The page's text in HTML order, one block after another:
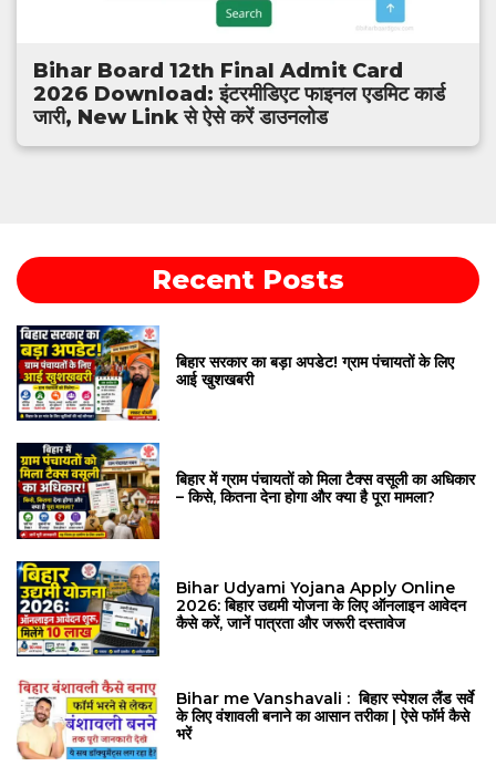
Bihar Board 12th Final Admit Card
2026 Download: इंटरमीडिएट फाइनल एडमिट कार्ड
जारी, New Link से ऐसे करें डाउनलोड
Recent Posts
बिहार सरकार का बड़ा अपडेट! ग्राम पंचायतों के लिए
आई खुशखबरी
बिहार में ग्राम पंचायतों को मिला टैक्स वसूली का अधिकार
– किसे, कितना देना होगा और क्या है पूरा मामला?
Bihar Udyami Yojana Apply Online
2026: बिहार उद्यमी योजना के लिए ऑनलाइन आवेदन
कैसे करें, जानें पात्रता और जरूरी दस्तावेज
Bihar me Vanshavali : बिहार स्पेशल लैंड सर्वे
के लिए वंशावली बनाने का आसान तरीका | ऐसे फॉर्म कैसे
भरें